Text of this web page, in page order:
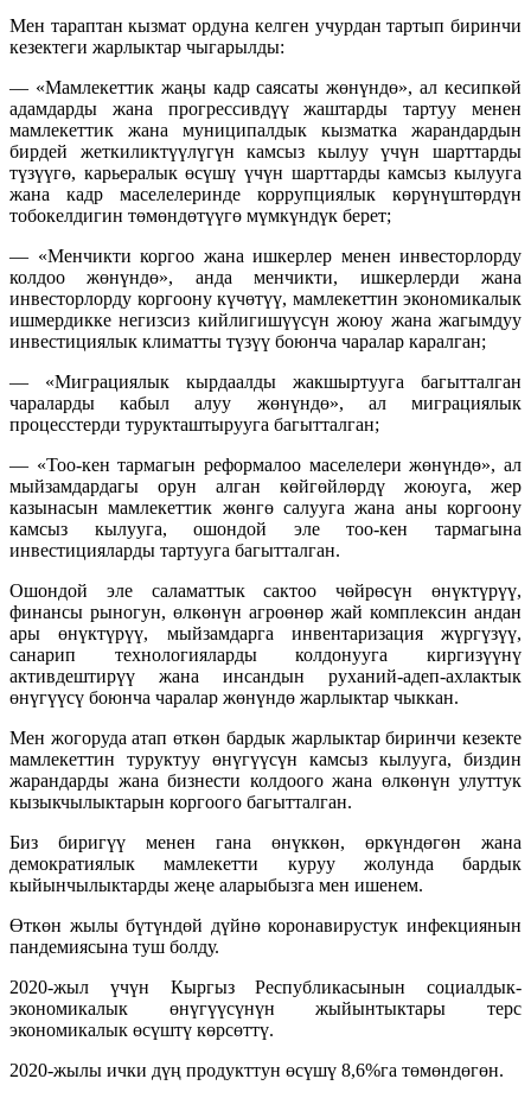
Мен тараптан кызмат ордуна келген учурдан тартып биринчи
кезектеги жарлыктар чыгарылды:
— «Мамлекеттик жаңы кадр саясаты жөнүндө», ал кесипкөй
адамдарды жана прогрессивдүү жаштарды тартуу менен
мамлекеттик жана муниципалдык кызматка жарандардын
бирдей жеткиликтүүлүгүн камсыз кылуу үчүн шарттарды
түзүүгө, карьералык өсүшү үчүн шарттарды камсыз кылууга
жана кадр маселелеринде коррупциялык көрүнүштөрдүн
тобокелдигин төмөндөтүүгө мүмкүндүк берет;
— «Менчикти коргоо жана ишкерлер менен инвесторлорду
колдоо жөнүндө», анда менчикти, ишкерлерди жана
инвесторлорду коргоону күчөтүү, мамлекеттин экономикалык
ишмердикке негизсиз кийлигишүүсүн жоюу жана жагымдуу
инвестициялык климатты түзүү боюнча чаралар каралган;
— «Миграциялык кырдаалды жакшыртууга багытталган
чараларды кабыл алуу жөнүндө», ал миграциялык
процесстерди турукташтырууга багытталган;
— «Тоо-кен тармагын реформалоо маселелери жөнүндө», ал
мыйзамдардагы орун алган көйгөйлөрдү жоюуга, жер
казынасын мамлекеттик жөнгө салууга жана аны коргоону
камсыз кылууга, ошондой эле тоо-кен тармагына
инвестицияларды тартууга багытталган.
Ошондой эле саламаттык сактоо чөйрөсүн өнүктүрүү,
финансы рыногун, өлкөнүн агроөнөр жай комплексин андан
ары өнүктүрүү, мыйзамдарга инвентаризация жүргүзүү,
санарип технологияларды колдонууга киргизүүнү
активдештирүү жана инсандын руханий-адеп-ахлактык
өнүгүүсү боюнча чаралар жөнүндө жарлыктар чыккан.
Мен жогоруда атап өткөн бардык жарлыктар биринчи кезекте
мамлекеттин туруктуу өнүгүүсүн камсыз кылууга, биздин
жарандарды жана бизнести колдоого жана өлкөнүн улуттук
кызыкчылыктарын коргоого багытталган.
Биз биригүү менен гана өнүккөн, өркүндөгөн жана
демократиялык мамлекетти куруу жолунда бардык
кыйынчылыктарды жеңе аларыбызга мен ишенем.
Өткөн жылы бүтүндөй дүйнө коронавирустук инфекциянын
пандемиясына туш болду.
2020-жыл үчүн Кыргыз Республикасынын социалдык-
экономикалык өнүгүүсүнүн жыйынтыктары терс
экономикалык өсүштү көрсөттү.
2020-жылы ички дүң продукттун өсүшү 8,6%га төмөндөгөн.